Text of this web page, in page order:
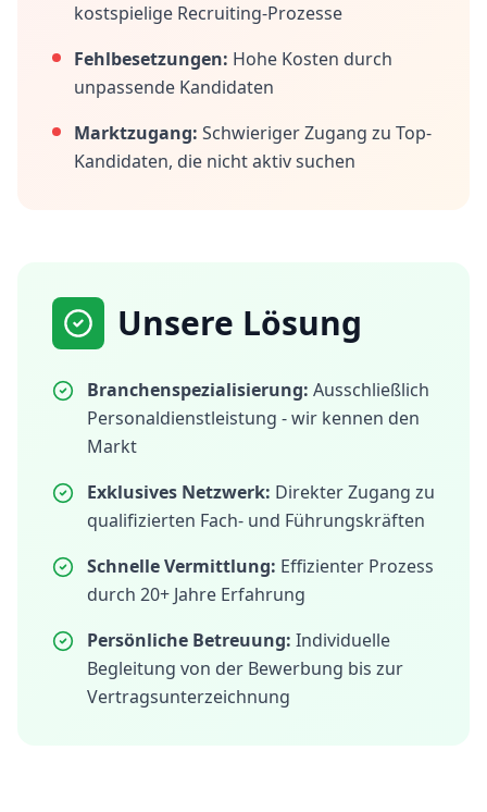
kostspielige Recruiting-Prozesse
Fehlbesetzungen: Hohe Kosten durch
unpassende Kandidaten
Marktzugang: Schwieriger Zugang zu Top-
Kandidaten, die nicht aktiv suchen
Unsere Lösung
Branchenspezialisierung: Ausschließlich
Personaldienstleistung - wir kennen den
Markt
Exklusives Netzwerk: Direkter Zugang zu
qualifizierten Fach- und Führungskräften
Schnelle Vermittlung: Effizienter Prozess
durch 20+ Jahre Erfahrung
Persönliche Betreuung: Individuelle
Begleitung von der Bewerbung bis zur
Vertragsunterzeichnung